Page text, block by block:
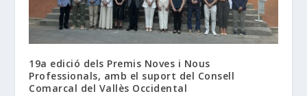
19a edició dels Premis Noves i Nous
Professionals, amb el suport del Consell
Comarcal del Vallès Occidental